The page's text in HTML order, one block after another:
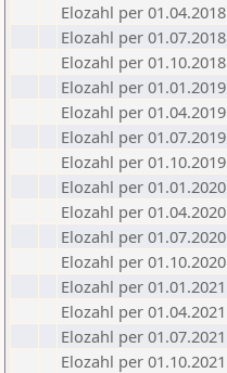
Elozahl per 01.04.2018
Elozahl per 01.07.2018
Elozahl per 01.10.2018
Elozahl per 01.01.2019
Elozahl per 01.04.2019
Elozahl per 01.07.2019
Elozahl per 01.10.2019
Elozahl per 01.01.2020
Elozahl per 01.04.2020
Elozahl per 01.07.2020
Elozahl per 01.10.2020
Elozahl per 01.01.2021
Elozahl per 01.04.2021
Elozahl per 01.07.2021
Elozahl per 01.10.2021